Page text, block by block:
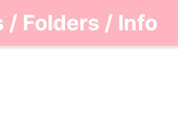
/ Folders / Info